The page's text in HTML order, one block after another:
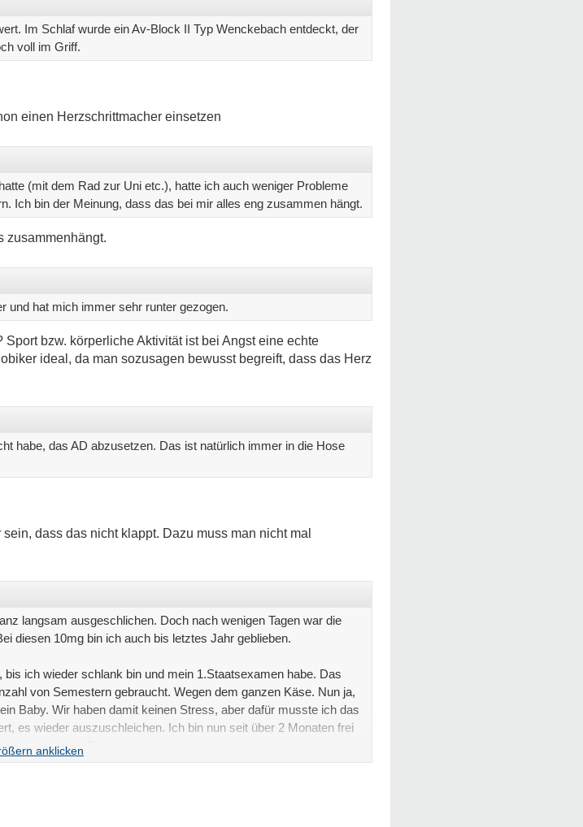
Im Schlaf wurde ein Av-Block II Typ Wenckebach entdeckt, der
voll im Griff.
einen Herzschrittmacher einsetzen
(mit dem Rad zur Uni etc.), hatte ich auch weniger Probleme
Ich bin der Meinung, dass das bei mir alles eng zusammen hängt.
zusammenhängt.
und hat mich immer sehr runter gezogen.
bzw. körperliche Aktivität ist bei Angst eine echte
ideal, da man sozusagen bewusst begreift, dass das Herz
habe, das AD abzusetzen. Das ist natürlich immer in die Hose
dass das nicht klappt. Dazu muss man nicht mal
langsam ausgeschlichen. Doch nach wenigen Tagen war die
diesen 10mg bin ich auch bis letztes Jahr geblieben.
ich wieder schlank bin und mein 1.Staatsexamen habe. Das
von Semestern gebraucht. Wegen dem ganzen Käse. Nun ja,
Baby. Wir haben damit keinen Stress, aber dafür musste ich das
es wieder auszuschleichen. Ich bin nun seit über 2 Monaten frei
mein Rücken tut wieder mehr weh, ich schone mich nur,
natürlich wieder meine Herzneurose, die ich nur habe, wenn ich